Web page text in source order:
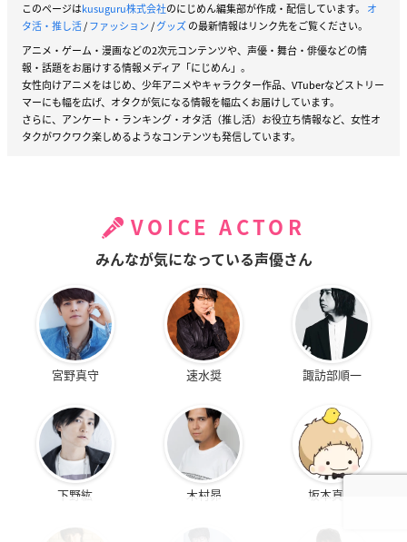
このページはkusuguru株式会社のにじめん編集部が作成・配信しています。 オ
タ活・推し活/ファッション/グッズの最新情報はリンク先をご覧ください。
アニメ・ゲーム・漫画などの2次元コンテンツや、声優・舞台・俳優などの情
報・話題をお届けする情報メディア「にじめん」。
女性向けアニメをはじめ、少年アニメやキャラクター作品、VTuberなどストリー
マーにも幅を広げ、オタクが気になる情報を幅広くお届けしています。
さらに、アンケート・ランキング・オタ活（推し活）お役立ち情報など、女性オ
タクがワクワク楽しめるようなコンテンツも発信しています。
VOICE ACTOR
みんなが気になっている声優さん
宮野真守 速水奨 諏訪部順一
下野紘 木村昴 坂本真綾